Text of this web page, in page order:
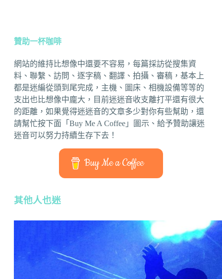
贊助一杯咖啡
網站的維持比想像中還要不容易，每篇採訪從搜集資
料、聯繫、訪問、逐字稿、翻譯、拍攝、審稿，基本上
都是迷編從頭到尾完成，主機、圖床、相機設備等等的
支出也比想像中龐大，目前迷迷音收支離打平還有很大
的距離，如果覺得迷迷音的文章多少對你有些幫助，還
請幫忙按下面「Buy Me A Coffee」圖示、給予贊助讓迷
迷音可以努力持續生存下去！
Buy Me a Coffee
其他人也迷